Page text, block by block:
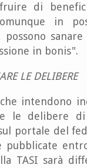
di
in
in bonis".
LE DELIBERE
intendono
le delibere di
portale del
pubblicate
TASI sarà